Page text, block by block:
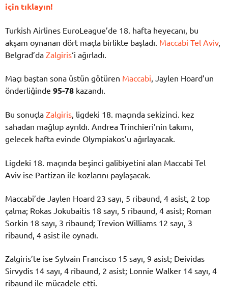
için tıklayın!
Turkish Airlines EuroLeague’de 18. hafta heyecanı, bu
akşam oynanan dört maçla birlikte başladı. Maccabi Tel Aviv,
Belgrad’da Zalgiris‘i ağırladı.
Maçı baştan sona üstün götüren Maccabi, Jaylen Hoard’un
önderliğinde 95-78 kazandı.
Bu sonuçla Zalgiris, ligdeki 18. maçında sekizinci. kez
sahadan mağlup ayrıldı. Andrea Trinchieri’nin takımı,
gelecek hafta evinde Olympiakos’u ağırlayacak.
Ligdeki 18. maçında beşinci galibiyetini alan Maccabi Tel
Aviv ise Partizan ile kozlarını paylaşacak.
Maccabi’de Jaylen Hoard 23 sayı, 5 ribaund, 4 asist, 2 top
çalma; Rokas Jokubaitis 18 sayı, 5 ribaund, 4 asist; Roman
Sorkin 18 sayı, 3 ribaund; Trevion Williams 12 sayı, 3
ribaund, 4 asist ile oynadı.
Zalgiris’te ise Sylvain Francisco 15 sayı, 9 asist; Deividas
Sirvydis 14 sayı, 4 ribaund, 2 asist; Lonnie Walker 14 sayı, 4
ribaund ile mücadele etti.